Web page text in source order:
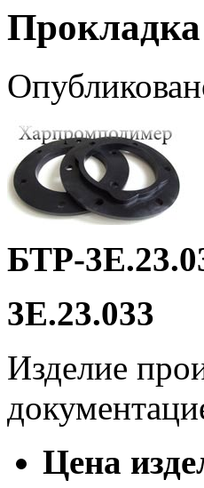
БТР-
3Е.23.033
Изделие
Цена